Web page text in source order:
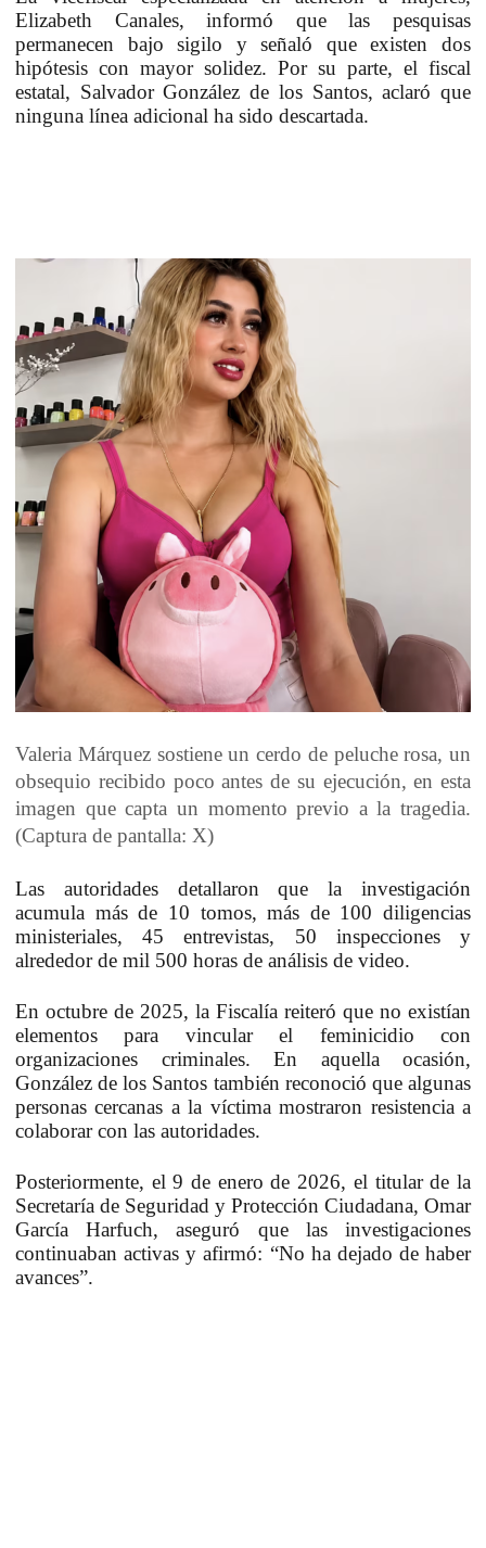
Elizabeth Canales, informó que las pesquisas
permanecen bajo sigilo y señaló que existen dos
hipótesis con mayor solidez. Por su parte, el fiscal
estatal, Salvador González de los Santos, aclaró que
ninguna línea adicional ha sido descartada.
Valeria Márquez sostiene un cerdo de peluche rosa, un
obsequio recibido poco antes de su ejecución, en esta
imagen que capta un momento previo a la tragedia.
(Captura de pantalla: X)
Las autoridades detallaron que la investigación
acumula más de 10 tomos, más de 100 diligencias
ministeriales, 45 entrevistas, 50 inspecciones y
alrededor de mil 500 horas de análisis de video.
En octubre de 2025, la Fiscalía reiteró que no existían
elementos para vincular el feminicidio con
organizaciones criminales. En aquella ocasión,
González de los Santos también reconoció que algunas
personas cercanas a la víctima mostraron resistencia a
colaborar con las autoridades.
Posteriormente, el 9 de enero de 2026, el titular de la
Secretaría de Seguridad y Protección Ciudadana, Omar
García Harfuch, aseguró que las investigaciones
continuaban activas y afirmó: “No ha dejado de haber
avances”.